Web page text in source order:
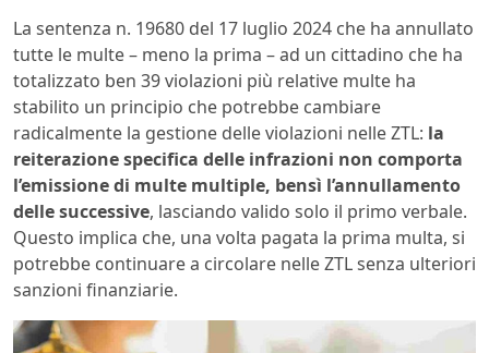
La sentenza n. 19680 del 17 luglio 2024 che ha annullato
tutte le multe – meno la prima – ad un cittadino che ha
totalizzato ben 39 violazioni più relative multe ha
stabilito un principio che potrebbe cambiare
radicalmente la gestione delle violazioni nelle ZTL: la
reiterazione specifica delle infrazioni non comporta
l’emissione di multe multiple, bensì l’annullamento
delle successive, lasciando valido solo il primo verbale.
Questo implica che, una volta pagata la prima multa, si
potrebbe continuare a circolare nelle ZTL senza ulteriori
sanzioni finanziarie.